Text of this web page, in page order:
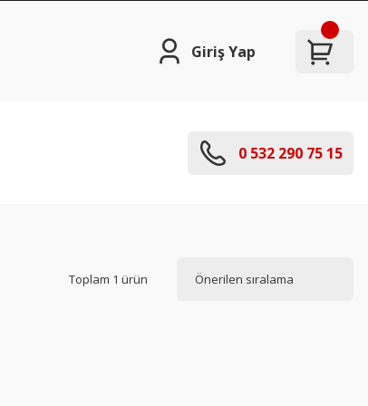
Giriş Yap
0 532 290 75 15
Toplam 1 ürün